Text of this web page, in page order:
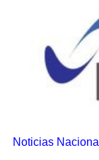
Noticias